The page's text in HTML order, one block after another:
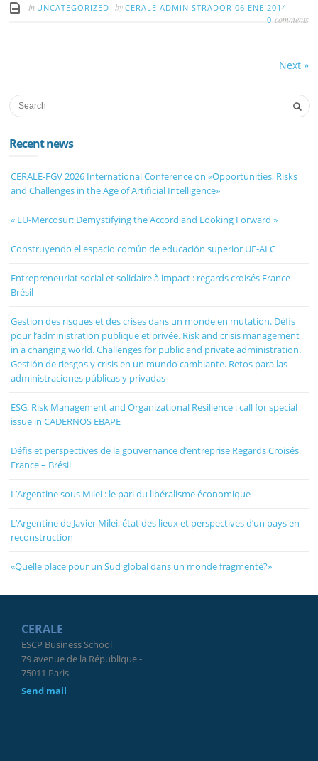
in UNCATEGORIZED byCERALE ADMINISTRADOR06 ENE 2014
0 comments
Next »
Recent news
CERALE-FGV 2026 International Conference on «Opportunities, Risks
and Challenges in the Age of Artificial Intelligence»
« EU-Mercosur: Demystifying the Accord and Looking Forward »
Construyendo el espacio común de educación superior UE-ALC
Entrepreneuriat social et solidaire à impact : regards croisés France-
Brésil
Gestion des risques et des crises dans un monde en mutation. Défis
pour l’administration publique et privée. Risk and crisis management
in a changing world. Challenges for public and private administration.
Gestión de riesgos y crisis en un mundo cambiante. Retos para las
administraciones públicas y privadas
ESG, Risk Management and Organizational Resilience : call for special
issue in CADERNOS EBAPE
Défis et perspectives de la gouvernance d’entreprise Regards Croisés
France – Brésil
L’Argentine sous Milei : le pari du libéralisme économique
L’Argentine de Javier Milei, état des lieux et perspectives d’un pays en
reconstruction
«Quelle place pour un Sud global dans un monde fragmenté?»
CERALE
ESCP Business School
79 avenue de la République -
75011 Paris
Send mail